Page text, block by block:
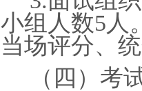
小组人数5人
当场评分、
（四）考